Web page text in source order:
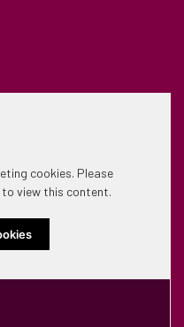
cookies. Please
view this content.